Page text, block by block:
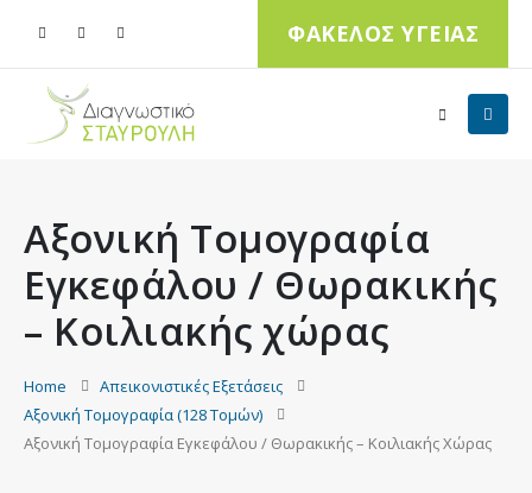
ΦΑΚΕΛΟΣ ΥΓΕΙΑΣ
Αξονική Τομογραφία
Εγκεφάλου / Θωρακικής
– Κοιλιακής χώρας
Home
Απεικονιστικές Εξετάσεις
Αξονική Τομογραφία (128 Τομών)
Αξονική Τομογραφία Εγκεφάλου / Θωρακικής – Κοιλιακής Χώρας